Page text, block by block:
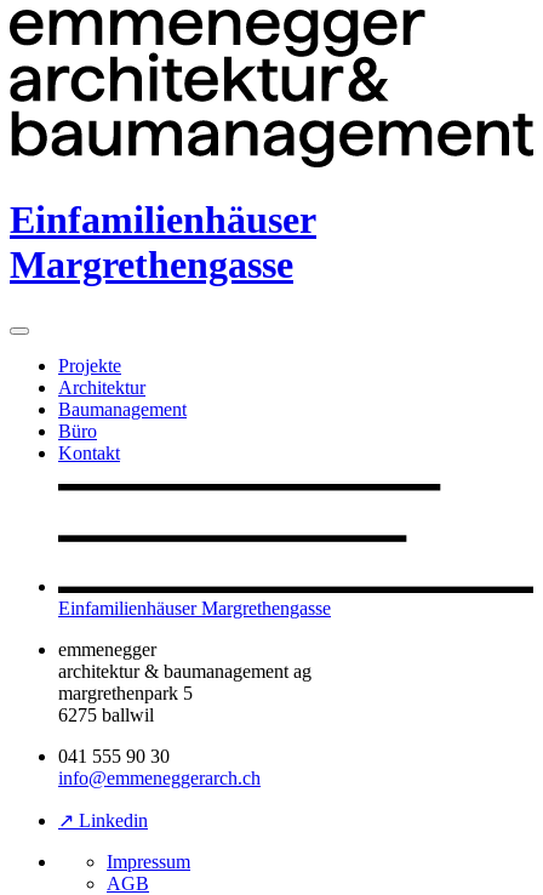
Einfamilienhäuser
Margrethengasse
Projekte
Architektur
Baumanagement
Büro
Kontakt
Einfamilienhäuser Margrethengasse
emmenegger
architektur & baumanagement ag
margrethenpark 5
6275 ballwil
041 555 90 30
info@emmeneggerarch.ch
↗ Linkedin
Impressum
AGB